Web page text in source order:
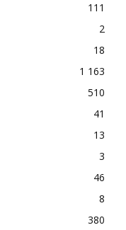
111
2
18
1 163
510
41
13
3
46
8
380